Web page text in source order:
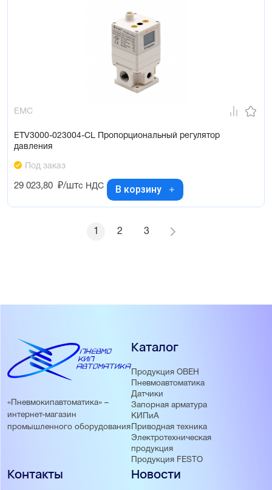
EMC
ETV3000-023004-CL Пропорциональный регулятор
давления
Под заказ
29 023,80 ₽/штс НДС В корзину
1 2 3
«Пневмокипавтоматика» –
интернет-магазин
промышленного оборудования
Каталог
Продукция ОВЕН
Пневмоавтоматика
Датчики
Запорная арматура
КИПиА
Приводная техника
Электротехническая
продукция
Продукция FESTO
Новости
Контакты